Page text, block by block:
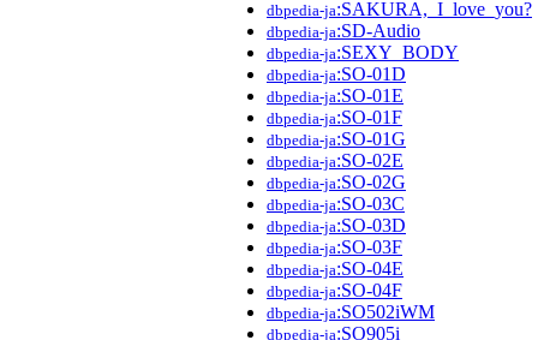
dbpedia-ja:SAKURA,_I_love_you?
dbpedia-ja:SD-Audio
dbpedia-ja:SEXY_BODY
dbpedia-ja:SO-01D
dbpedia-ja:SO-01E
dbpedia-ja:SO-01F
dbpedia-ja:SO-01G
dbpedia-ja:SO-02E
dbpedia-ja:SO-02G
dbpedia-ja:SO-03C
dbpedia-ja:SO-03D
dbpedia-ja:SO-03F
dbpedia-ja:SO-04E
dbpedia-ja:SO-04F
dbpedia-ja:SO502iWM
dbpedia-ja:SO905i